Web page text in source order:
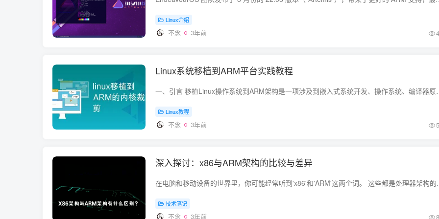
Linux介绍
不念 3年前
Linux系统移植到ARM平台实践教程
一、引言 移植Linux操作系统到ARM架构是一项涉
Linux教程
不念 3年前
深入探讨：x86与ARM架构的比较与差异
在电脑和移动设备的世界里，你可能经常
技术笔记
不念 3年前